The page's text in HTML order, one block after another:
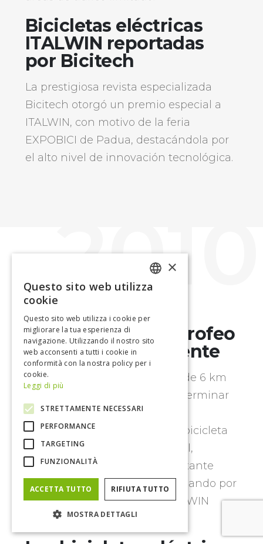
Bicicletas eléctricas
ITALWIN reportadas
por Bicitech
La prestigiosa revista especializada
Bicitech otorgó un premio especial a
ITALWIN, con motivo de la feria
EXPOBICI de Padua, destacándola por
el alto nivel de innovación tecnológica.
2010
ITALWIN gana el Trofeo
Tortuga Legambiente
Una carrera de demostración de 6 km
celebrada en Vicenza para determinar
cuál es la forma más rápida y
ecosostenible entre bicicleta, bicicleta
eléctrica, ciclomotor, automóvil,
autobús y peatón. En la importante
iniciativa de Legambiente, viajando por
Italia, la bicicleta eléctrica ITALWIN
ganó el mejor tiempo.
ITALIAN
×
Questo sito web utilizza
cookie
Questo sito web utilizza i cookie per
migliorare la tua esperienza di
navigazione. Utilizzando il nostro sito
web acconsenti a tutti i cookie in
conformità con la nostra policy per i
cookie.
Leggi di più
STRETTAMENTE NECESSARI
PERFORMANCE
TARGETING
FUNZIONALITÀ
ACCETTA TUTTO RIFIUTA TUTTO
MOSTRA DETTAGLI